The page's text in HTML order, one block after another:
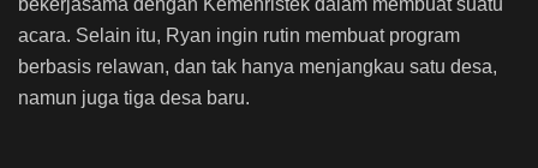
acara. Selain itu, Ryan ingin rutin membuat program
berbasis relawan, dan tak hanya menjangkau satu desa,
namun juga tiga desa baru.